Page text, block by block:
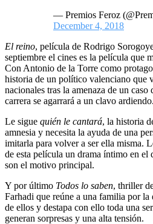
— Premios Feroz
December 4, 2018
El reino, película de Rodrigo
septiembre el cines es la película que
Con Antonio de la Torre como
historia de un político valenciano que
nacionales tras la amenaza de un
carrera se agarrará a un clavo ardiendo.
Le sigue quién le cantará, la historia
amnesia y necesita la ayuda de una
imitarla para volver a ser ella misma.
de esta película un drama íntimo en el
son el motivo principal.
Y por último Todos lo saben, thriller
Farhadi que reúne a una familia por
de ellos y destapa con ello toda una
generan sorpresas y una alta tensión.